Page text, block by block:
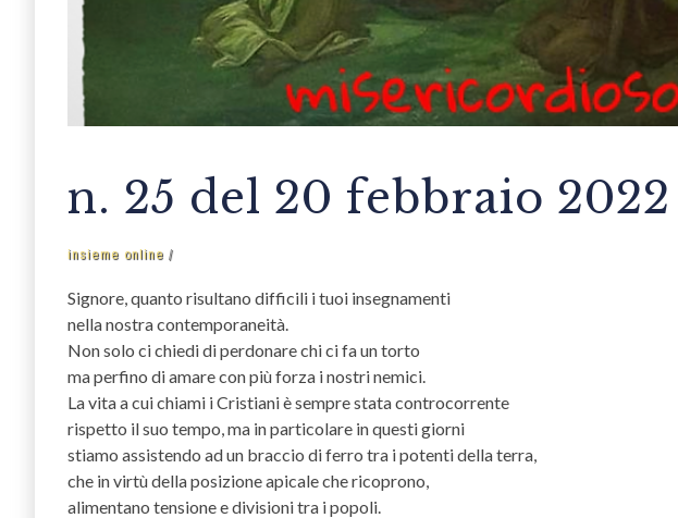
n. 25 del 20 febbraio 2022
insieme online
Signore, quanto risultano difficili i tuoi insegnamenti
nella nostra contemporaneità.
Non solo ci chiedi di perdonare chi ci fa un torto
ma perfino di amare con più forza i nostri nemici.
La vita a cui chiami i Cristiani è sempre stata controcorrente
rispetto il suo tempo, ma in particolare in questi giorni
stiamo assistendo ad un braccio di ferro tra i potenti della terra,
che in virtù della posizione apicale che ricoprono,
alimentano tensione e divisioni tra i popoli.